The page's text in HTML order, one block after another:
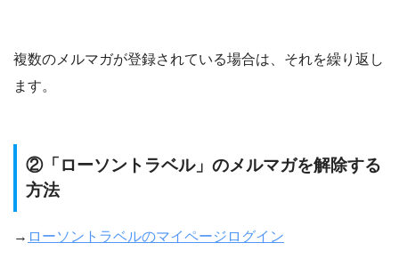
複数のメルマガが登録されている場合は、それを繰り返し
ます。
②「ローソントラベル」のメルマガを解除する
方法
→ ローソントラベルのマイページログイン